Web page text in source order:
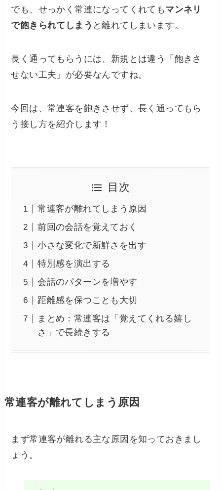
でも、せっかく常連になってくれても マンネリ
で飽きられてしまう と離れてしまいます。
長く通ってもらうには、新規とは違う「飽きさ
せない工夫」が必要なんですね。
今回は、常連客を飽きさせず、長く通ってもら
う接し方を紹介します！
目次
常連客が離れてしまう原因
前回の会話を覚えておく
小さな変化で新鮮さを出す
特別感を演出する
会話のパターンを増やす
距離感を保つことも大切
まとめ：常連客は「覚えてくれる嬉し
さ」で長続きする
常連客が離れてしまう原因
まず常連客が離れる主な原因を知っておきまし
ょう。